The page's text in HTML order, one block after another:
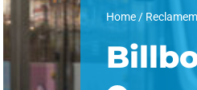
Home /